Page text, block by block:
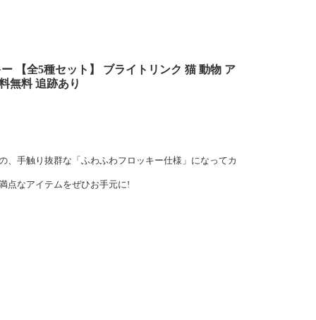
【全5種セット】 ブライトリンク 猫 動物 ア
無料 追跡あり
手触り抜群な「ふわふわフロッキー仕様」になってカ
点なアイテムをぜひお手元に!